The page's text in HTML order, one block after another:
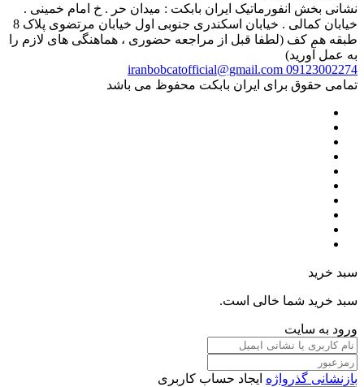
نشانی بخش انفورماتیک ایران بابکت : میدان حر . خ امام خمینی .
خیابان کمالی . خیابان اسکندری جنوبی اول خیابان مرتضوی پلاک 8
طبقه هم کف (لطفا قبل از مراجعه حضوری ، هماهنگی های لازم را
به عمل آورید)
09123002274
iranbobcatofficial@gmail.com
تمامی حقوق برای ایران بابکت محفوظ می باشد
سبد خرید
سبد خرید شما خالی است.
ورود به سایت
بازنشانی گذرواژه ایجاد حساب کاربری